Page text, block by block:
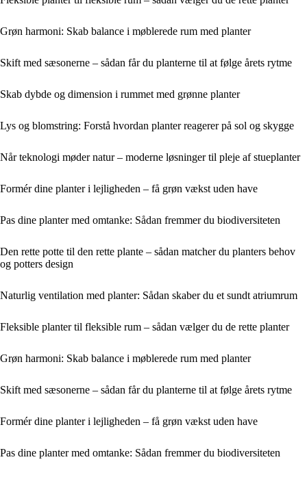
Grøn harmoni: Skab balance i møblerede rum med planter
Skift med sæsonerne – sådan får du planterne til at følge årets rytme
Skab dybde og dimension i rummet med grønne planter
Lys og blomstring: Forstå hvordan planter reagerer på sol og skygge
Når teknologi møder natur – moderne løsninger til pleje af stueplanter
Formér dine planter i lejligheden – få grøn vækst uden have
Pas dine planter med omtanke: Sådan fremmer du biodiversiteten
Den rette potte til den rette plante – sådan matcher du planters behov
og potters design
Naturlig ventilation med planter: Sådan skaber du et sundt atriumrum
Fleksible planter til fleksible rum – sådan vælger du de rette planter
Grøn harmoni: Skab balance i møblerede rum med planter
Skift med sæsonerne – sådan får du planterne til at følge årets rytme
Formér dine planter i lejligheden – få grøn vækst uden have
Pas dine planter med omtanke: Sådan fremmer du biodiversiteten